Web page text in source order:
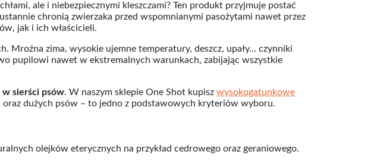
ale i niebezpiecznymi kleszczami? Ten produkt przyjmuje postać
chronią zwierzaka przed wspomnianymi pasożytami nawet przez
jak i ich właścicieli.
Mroźna zima, wysokie ujemne temperatury, deszcz, upały… czynniki
pupilowi nawet w ekstremalnych warunkach, zabijając wszystkie
w sierści psów. W naszym sklepie One Shot kupisz wysokogatunkowe
oraz dużych psów – to jedno z podstawowych kryteriów wyboru.
olejków eterycznych na przykład cedrowego oraz geraniowego.